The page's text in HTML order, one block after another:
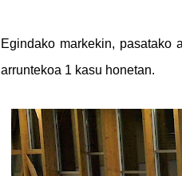
Egindako markekin, pasatako
arruntekoa 1 kasu honetan.